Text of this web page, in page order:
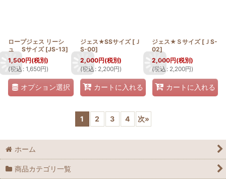
ロープジェス リーシ
ュ Sサイズ [JS-13]
1,500円(税別)
(税込 : 1,650円)
オプション選択
ジェス★SSサイズ [Ｊ
S-00]
2,000円(税別)
(税込 : 2,200円)
カートに入れる
ジェス★Ｓサイズ [ ＪS-
02]
2,000円(税別)
(税込 : 2,200円)
カートに入れる
1 2 3 4 次»
ホーム
商品カテゴリ一覧